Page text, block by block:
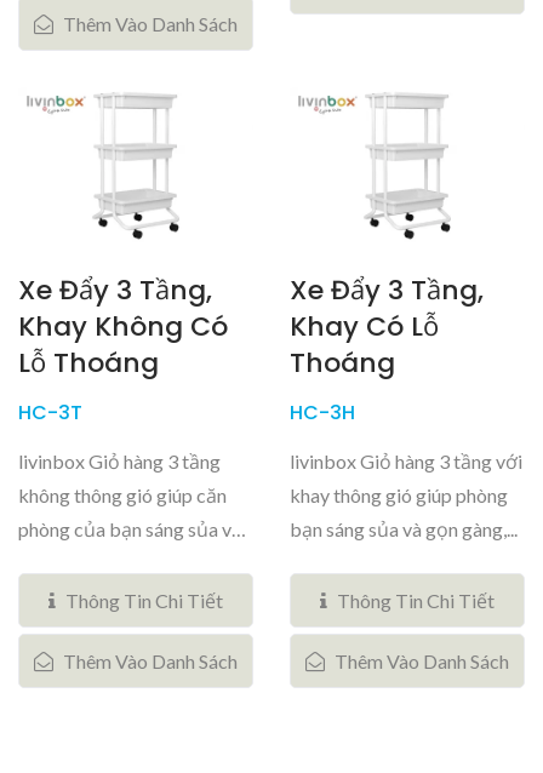
Thêm Vào Danh Sách
Xe Đẩy 3 Tầng,
Khay Không Có
Lỗ Thoáng
HC-3T
livinbox Giỏ hàng 3 tầng
không thông gió giúp căn
phòng của bạn sáng sủa và
Thông Tin Chi Tiết
Thêm Vào Danh Sách
Xe Đẩy 3 Tầng,
Khay Có Lỗ
Thoáng
HC-3H
livinbox Giỏ hàng 3 tầng với
khay thông gió giúp phòng
bạn sáng sủa và gọn gàng,...
Thông Tin Chi Tiết
Thêm Vào Danh Sách